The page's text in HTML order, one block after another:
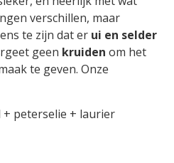
verschillen, maar
te zijn dat er ui en selder
geen kruiden om het
te geven. Onze
peterselie + laurier